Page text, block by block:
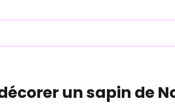
un sapin de